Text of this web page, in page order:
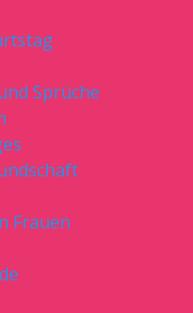
Sprüche
Frauen